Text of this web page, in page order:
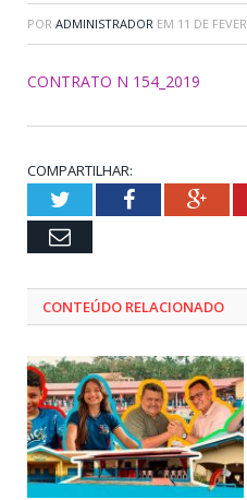
POR ADMINISTRADOR EM 11 DE
CONTRATO N 154_2019
COMPARTILHAR:
TwitterFacebook
Email
CONTEÚDO RELACIONADO